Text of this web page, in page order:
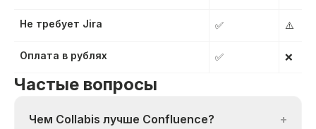
Не требует Jira ✅ ⚠️
Оплата в рублях ✅ ❌
Частые вопросы
Чем Collabis лучше Confluence? +